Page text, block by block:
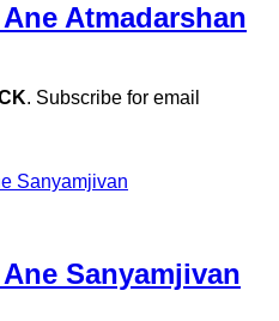
Atmadarshan
. Subscribe for email
Sanyamjivan